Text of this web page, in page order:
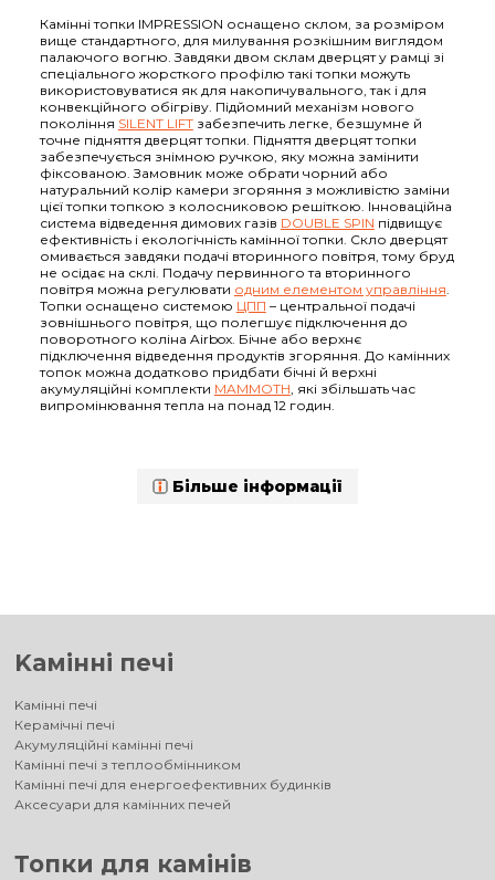
Камінні топки IMPRESSION оснащено склом, за розміром
вище стандартного, для милування розкішним виглядом
палаючого вогню. Завдяки двом склам дверцят у рамці зі
спеціального жорсткого профілю такі топки можуть
використовуватися як для накопичувального, так і для
конвекційного обігріву. Підйомний механізм нового
покоління SILENT LIFTзабезпечить легке, безшумне й
точне підняття дверцят топки. Підняття дверцят топки
забезпечується знімною ручкою, яку можна замінити
фіксованою. Замовник може обрати чорний або
натуральний колір камери згоряння з можливістю заміни
цієї топки топкою з колосниковою решіткою. Інноваційна
система відведення димових газів DOUBLE SPIN підвищує
ефективність і екологічність камінної топки. Скло дверцят
омивається завдяки подачі вторинного повітря, тому бруд
не осідає на склі. Подачу первинного та вторинного
повітря можна регулювати одним елементом управління.
Топки оснащено системою ЦПП – центральної подачі
зовнішнього повітря, що полегшує підключення до
поворотного коліна Airbox. Бічне або верхнє
підключення відведення продуктів згоряння. До камінних
топок можна додатково придбати бічні й верхні
акумуляційні комплекти MAMMOTH, які збільшать час
випромінювання тепла на понад 12 годин.
Більше інформації
Kамінні печі
Kамінні печі
Керамічні печі
Акумуляційні камінні печі
Камінні печі з теплообмінником
Камінні печі для енергоефективних будинків
Аксесуари для камінних печей
Топки для камінів